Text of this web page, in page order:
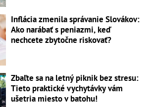
Inflácia zmenila správanie Slovákov:
Ako narábať s peniazmi, keď
nechcete zbytočne riskovať?
Zbaľte sa na letný piknik bez stresu:
Tieto praktické vychytávky vám
ušetria miesto v batohu!